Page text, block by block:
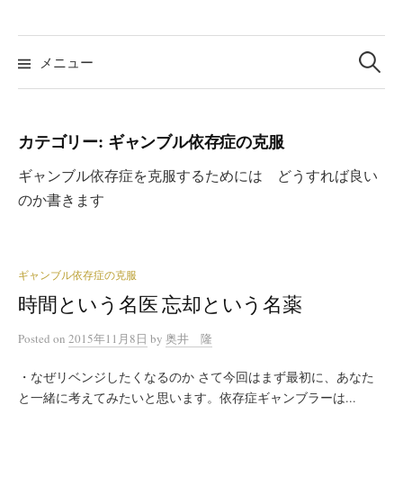
メニュー 索
カテゴリー: ギャンブル依存症の克服
ギャンブル依存症を克服するためには どうすれば良い
のか書きます
ギャンブル依存症の克服
時間という名医 忘却という名薬
Posted on 2015年11月8日 by 奥井 隆
・なぜリベンジしたくなるのか さて今回はまず最初に、あなた
と一緒に考えてみたいと思います。依存症ギャンブラーは...